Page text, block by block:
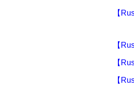
【
【
【
【